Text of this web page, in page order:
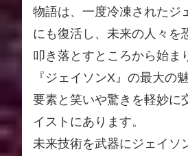
物語は、一度冷凍されたジ
にも復活し、未来の人々を
叩き落とすところから始ま
『ジェイソンX』の最大の
要素と笑いや驚きを軽妙に
イストにあります。
未来技術を武器にジェイソ